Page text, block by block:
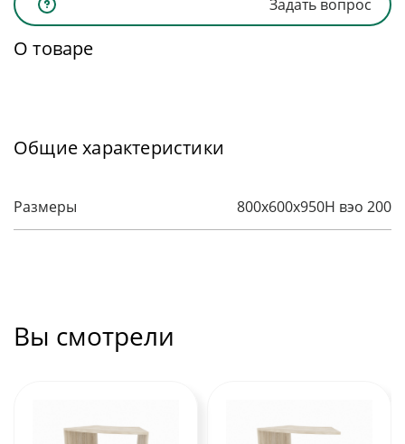
Задать вопрос
О товаре
Общие характеристики
Размеры 800x600x950H вэо 200
Вы смотрели